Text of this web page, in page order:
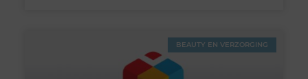
BEAUTY EN VERZORGING